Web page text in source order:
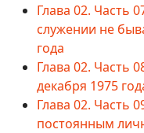
Глава 02. Часть
служении не
года
Глава 02. Часть
декабря 1975
Глава 02. Часть
постоянным